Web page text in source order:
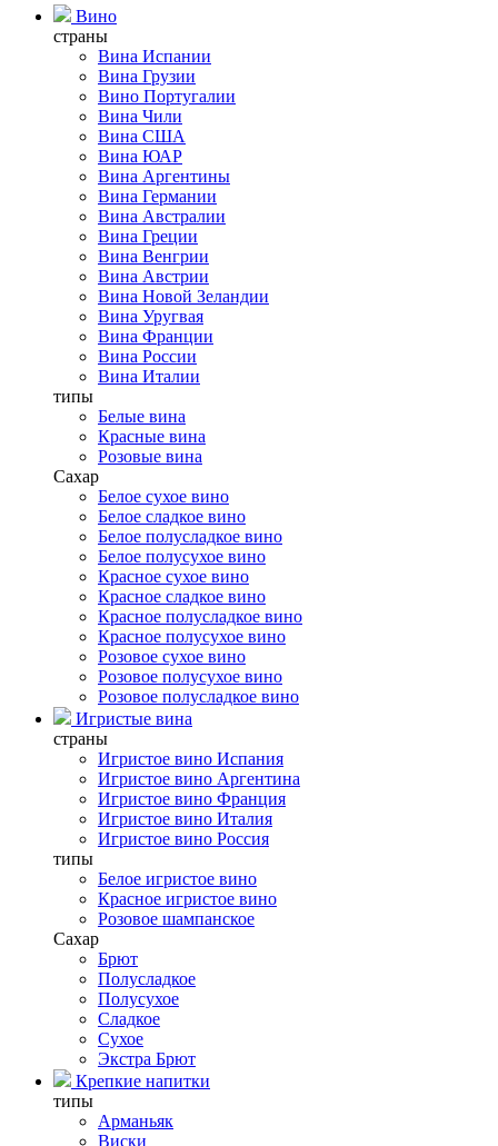
Вино
страны
Вина Испании
Вина Грузии
Вино Португалии
Вина Чили
Вина США
Вина ЮАР
Вина Аргентины
Вина Германии
Вина Австралии
Вина Греции
Вина Венгрии
Вина Австрии
Вина Новой Зеландии
Вина Уругвая
Вина Франции
Вина России
Вина Италии
типы
Белые вина
Красные вина
Розовые вина
Сахар
Белое сухое вино
Белое сладкое вино
Белое полусладкое вино
Белое полусухое вино
Красное сухое вино
Красное сладкое вино
Красное полусладкое вино
Красное полусухое вино
Розовое сухое вино
Розовое полусухое вино
Розовое полусладкое вино
Игристые вина
страны
Игристое вино Испания
Игристое вино Аргентина
Игристое вино Франция
Игристое вино Италия
Игристое вино Россия
типы
Белое игристое вино
Красное игристое вино
Розовое шампанское
Сахар
Брют
Полусладкое
Полусухое
Сладкое
Сухое
Экстра Брют
Крепкие напитки
типы
Арманьяк
Виски